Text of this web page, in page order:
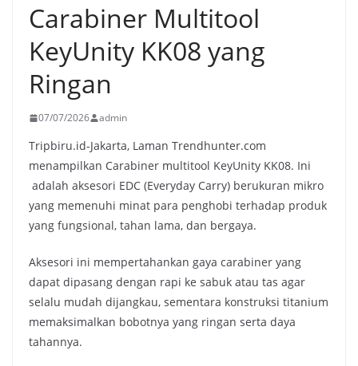
Carabiner Multitool
KeyUnity KK08 yang
Ringan
07/07/2026 admin
Tripbiru.id-Jakarta, Laman Trendhunter.com
menampilkan Carabiner multitool KeyUnity KK08. Ini
adalah aksesori EDC (Everyday Carry) berukuran mikro
yang memenuhi minat para penghobi terhadap produk
yang fungsional, tahan lama, dan bergaya.
Aksesori ini mempertahankan gaya carabiner yang
dapat dipasang dengan rapi ke sabuk atau tas agar
selalu mudah dijangkau, sementara konstruksi titanium
memaksimalkan bobotnya yang ringan serta daya
tahannya.